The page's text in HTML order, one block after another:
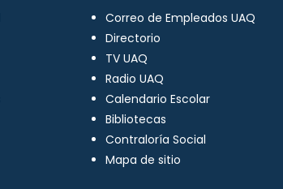
Correo de Empleados UAQ
Directorio
TV UAQ
Radio UAQ
Calendario Escolar
Bibliotecas
Contraloría Social
Mapa de sitio